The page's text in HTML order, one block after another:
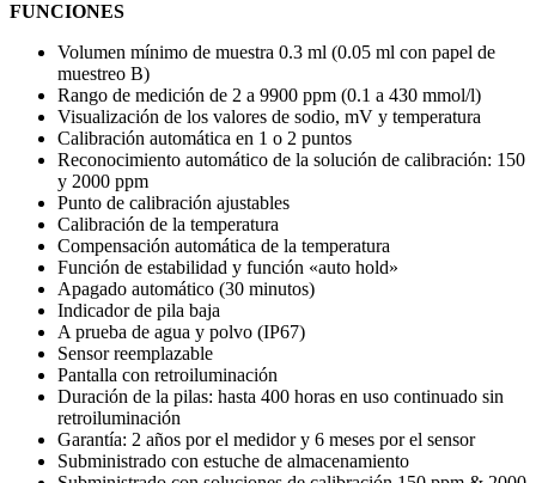
FUNCIONES
Volumen mínimo de muestra 0.3 ml (0.05 ml con papel de
muestreo B)
Rango de medición de 2 a 9900 ppm (0.1 a 430 mmol/l)
Visualización de los valores de sodio, mV y temperatura
Calibración automática en 1 o 2 puntos
Reconocimiento automático de la solución de calibración: 150
y 2000 ppm
Punto de calibración ajustables
Calibración de la temperatura
Compensación automática de la temperatura
Función de estabilidad y función «auto hold»
Apagado automático (30 minutos)
Indicador de pila baja
A prueba de agua y polvo (IP67)
Sensor reemplazable
Pantalla con retroiluminación
Duración de la pilas: hasta 400 horas en uso continuado sin
retroiluminación
Garantía: 2 años por el medidor y 6 meses por el sensor
Subministrado con estuche de almacenamiento